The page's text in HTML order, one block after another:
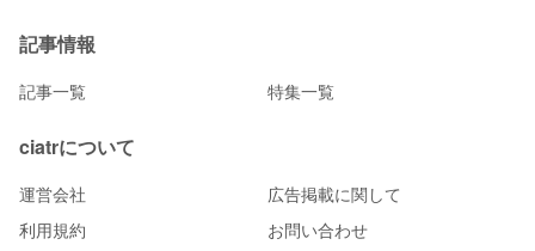
記事情報
記事一覧 特集一覧
ciatrについて
運営会社
広告掲載に関して
利用規約
お問い合わせ